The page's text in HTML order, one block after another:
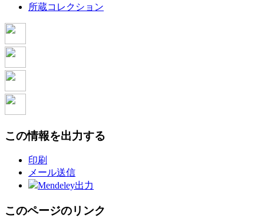
所蔵コレクション
この情報を出力する
印刷
メール送信
Mendeley出力
このページのリンク